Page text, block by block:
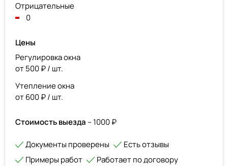
Отрицательные
0
Цены
Регулировка окна
от 500 ₽ / шт.
Утепление окна
от 600 ₽ / шт.
Стоимость выезда – 1000 ₽
Документы проверены
Есть отзывы
Примеры работ
Работает по договору